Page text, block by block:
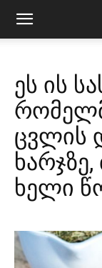
ეს ის
ცვლის
ხელი